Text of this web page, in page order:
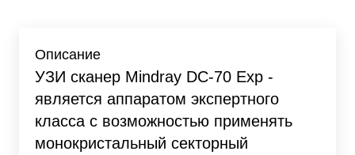
Описание
УЗИ сканер Mindray DC-70 Exp -
является аппаратом экспертного
класса с возможностью применять
монокристальный секторный